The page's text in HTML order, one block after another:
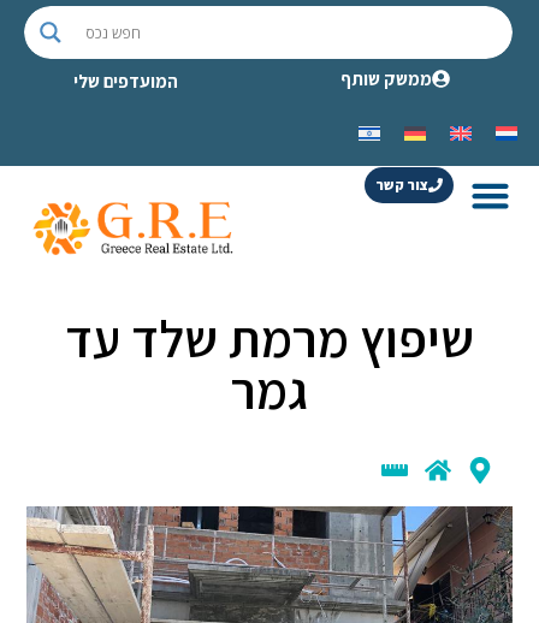
ממשק שותף המועדפים שלי
צור קשר
שיפוץ מרמת שלד עד
גמר